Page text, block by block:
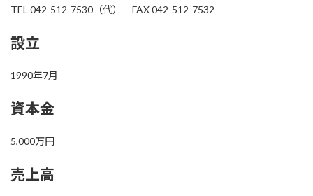
TEL 042-512-7530（代） FAX 042-512-7532
設立
1990年7月
資本金
5,000万円
売上高